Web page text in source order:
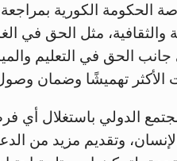
الحكومة الكورية
والثقافية، مثل الحق في
جانب الحق في التعليم
الأكثر تهميشًا وضمان
الدولي باستغلال أي
وتقديم مزيد من